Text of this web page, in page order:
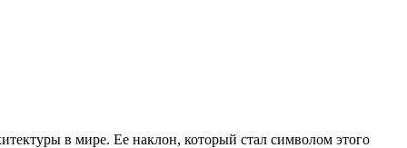
в мире. Ее наклон, который стал символом этого